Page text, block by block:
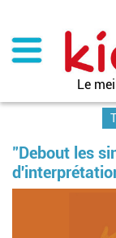
contenu
principal
Le
"Debout les